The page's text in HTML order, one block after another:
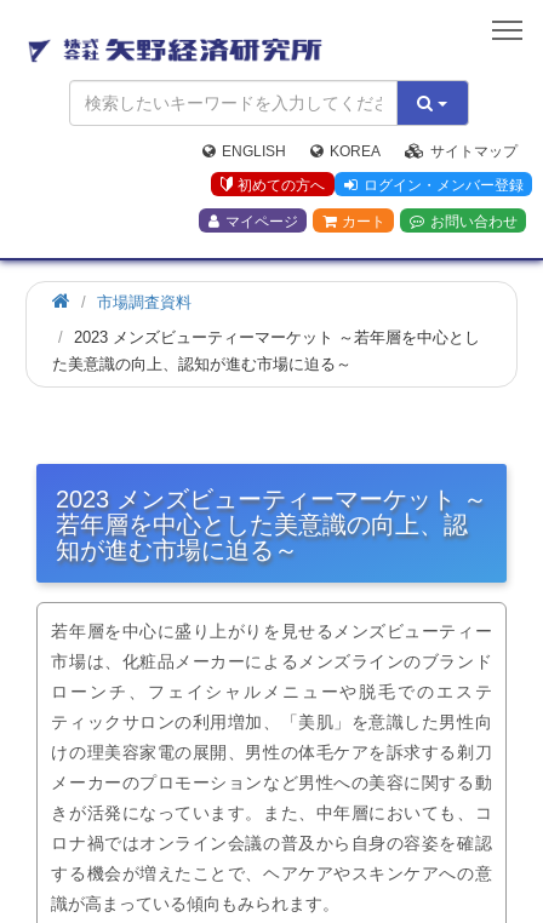
矢
野
経
済
研
究
所
ENGLISH KOREA
サイトマップ
初めての方へ
ログイン・メンバー登録
マイページ カート お問い合わせ
市場調査資料
2023 メンズビューティーマーケット ～若年層を中心とし
た美意識の向上、認知が進む市場に迫る～
2023 メンズビューティーマーケット ～
若年層を中心とした美意識の向上、認
知が進む市場に迫る～
若年層を中心に盛り上がりを見せるメンズビューティー
市場は、化粧品メーカーによるメンズラインのブランド
ローンチ、フェイシャルメニューや脱毛でのエステ
ティックサロンの利用増加、「美肌」を意識した男性向
けの理美容家電の展開、男性の体毛ケアを訴求する剃刀
メーカーのプロモーションなど男性への美容に関する動
きが活発になっています。また、中年層においても、コ
ロナ禍ではオンライン会議の普及から自身の容姿を確認
する機会が増えたことで、ヘアケアやスキンケアへの意
識が高まっている傾向もみられます。